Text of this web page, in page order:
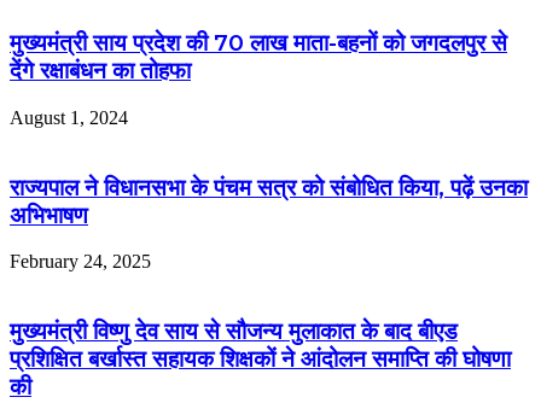
मुख्यमंत्री साय प्रदेश की 70 लाख माता-बहनों को जगदलपुर से
देंगे रक्षाबंधन का तोहफा
August 1, 2024
राज्यपाल ने विधानसभा के पंचम सत्र को संबोधित किया, पढ़ें उनका
अभिभाषण
February 24, 2025
मुख्यमंत्री विष्णु देव साय से सौजन्य मुलाकात के बाद बीएड
प्रशिक्षित बर्खास्त सहायक शिक्षकों ने आंदोलन समाप्ति की घोषणा
की